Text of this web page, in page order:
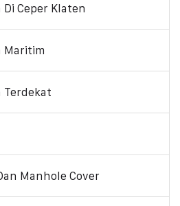
Ceper Klaten
Maritim
Terdekat
Manhole Cover